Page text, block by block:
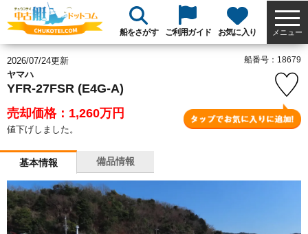
船をさがす ご利用ガイド お気に入り メニュー
2026/07/24更新
ヤマハ
YFR-27FSR (E4G-A)
売却価格：1,260万円
値下げしました。
船番号：18679
基本情報 備品情報